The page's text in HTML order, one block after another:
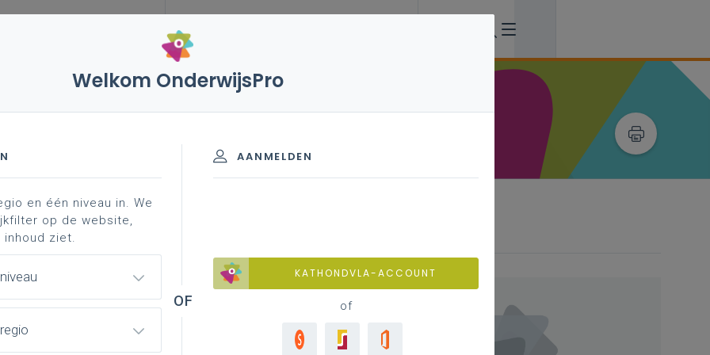
aan in de klas? Het Centrum voor
ontwikkelde een vijfstappenplan om
het bereiken van talige, literaire en
uitgewerkte lessen op basis van het
Welkom OnderwijsPro
AANMELDEN
KATHONDVLA-ACCOUNT
of
en één niveau in. We
op de website,
ziet.